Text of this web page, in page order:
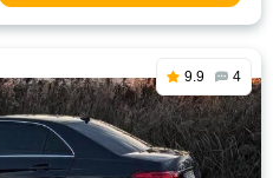
9.9 4